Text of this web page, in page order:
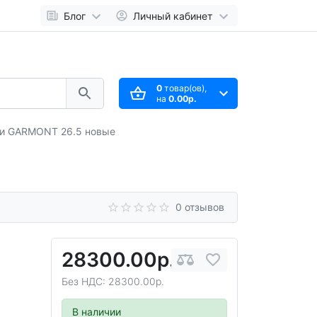
Блог Личный кабинет
0товар(ов),
на 0.00р.
GARMONT 26.5 новые
0 отзывов
28300.00р.
Без НДС: 28300.00р.
В наличии